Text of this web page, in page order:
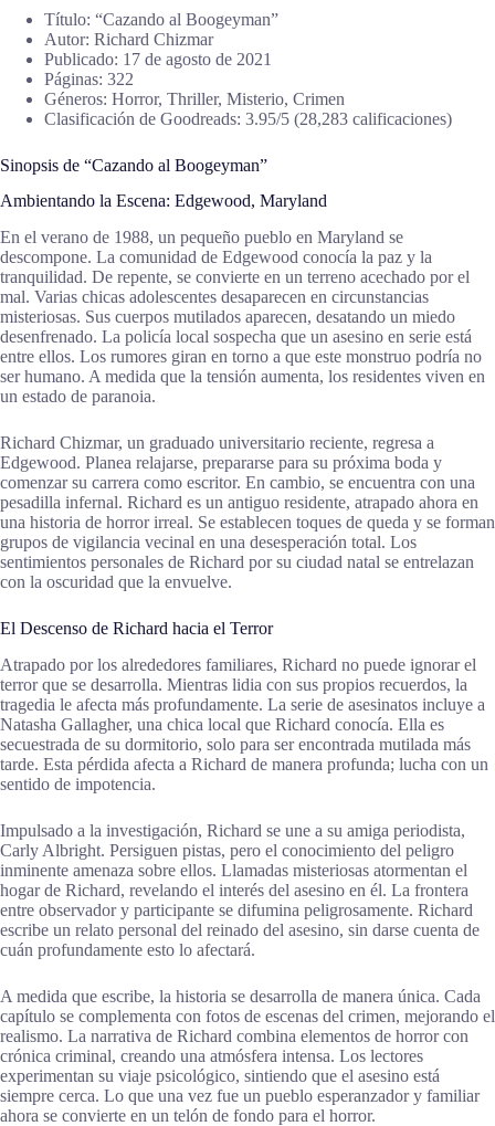
Título: “Cazando al Boogeyman”
Autor: Richard Chizmar
Publicado: 17 de agosto de 2021
Páginas: 322
Géneros: Horror, Thriller, Misterio, Crimen
Clasificación de Goodreads: 3.95/5 (28,283 calificaciones)
Sinopsis de “Cazando al Boogeyman”
Ambientando la Escena: Edgewood, Maryland
En el verano de 1988, un pequeño pueblo en Maryland se
descompone. La comunidad de Edgewood conocía la paz y la
tranquilidad. De repente, se convierte en un terreno acechado por el
mal. Varias chicas adolescentes desaparecen en circunstancias
misteriosas. Sus cuerpos mutilados aparecen, desatando un miedo
desenfrenado. La policía local sospecha que un asesino en serie está
entre ellos. Los rumores giran en torno a que este monstruo podría no
ser humano. A medida que la tensión aumenta, los residentes viven en
un estado de paranoia.
Richard Chizmar, un graduado universitario reciente, regresa a
Edgewood. Planea relajarse, prepararse para su próxima boda y
comenzar su carrera como escritor. En cambio, se encuentra con una
pesadilla infernal. Richard es un antiguo residente, atrapado ahora en
una historia de horror irreal. Se establecen toques de queda y se forman
grupos de vigilancia vecinal en una desesperación total. Los
sentimientos personales de Richard por su ciudad natal se entrelazan
con la oscuridad que la envuelve.
El Descenso de Richard hacia el Terror
Atrapado por los alrededores familiares, Richard no puede ignorar el
terror que se desarrolla. Mientras lidia con sus propios recuerdos, la
tragedia le afecta más profundamente. La serie de asesinatos incluye a
Natasha Gallagher, una chica local que Richard conocía. Ella es
secuestrada de su dormitorio, solo para ser encontrada mutilada más
tarde. Esta pérdida afecta a Richard de manera profunda; lucha con un
sentido de impotencia.
Impulsado a la investigación, Richard se une a su amiga periodista,
Carly Albright. Persiguen pistas, pero el conocimiento del peligro
inminente amenaza sobre ellos. Llamadas misteriosas atormentan el
hogar de Richard, revelando el interés del asesino en él. La frontera
entre observador y participante se difumina peligrosamente. Richard
escribe un relato personal del reinado del asesino, sin darse cuenta de
cuán profundamente esto lo afectará.
A medida que escribe, la historia se desarrolla de manera única. Cada
capítulo se complementa con fotos de escenas del crimen, mejorando el
realismo. La narrativa de Richard combina elementos de horror con
crónica criminal, creando una atmósfera intensa. Los lectores
experimentan su viaje psicológico, sintiendo que el asesino está
siempre cerca. Lo que una vez fue un pueblo esperanzador y familiar
ahora se convierte en un telón de fondo para el horror.